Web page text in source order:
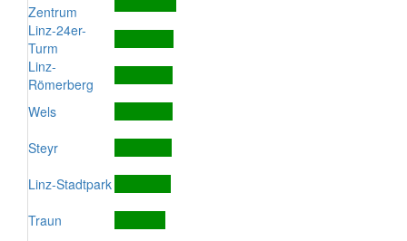
Zentrum
Linz-24er-
Turm
Linz-
Römerberg
Wels
Steyr
Linz-Stadtpark
Traun